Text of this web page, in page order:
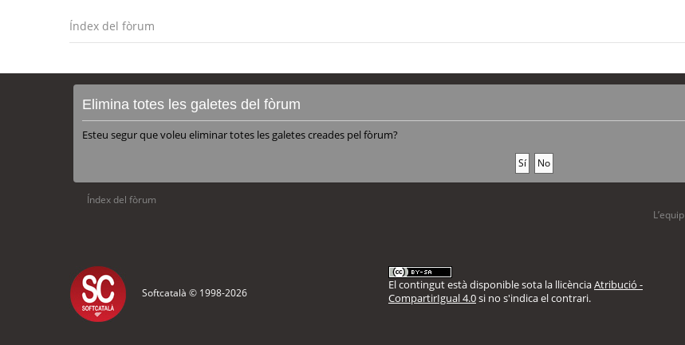
Índex del fòrum
Elimina totes les galetes del fòrum
Esteu segur que voleu eliminar totes les galetes creades pel fòrum?
Índex del fòrum
L’equip
Softcatalà © 1998-2026
El contingut està disponible sota la llicènciaAtribució -
CompartirIgual 4.0si no s'indica el contrari.